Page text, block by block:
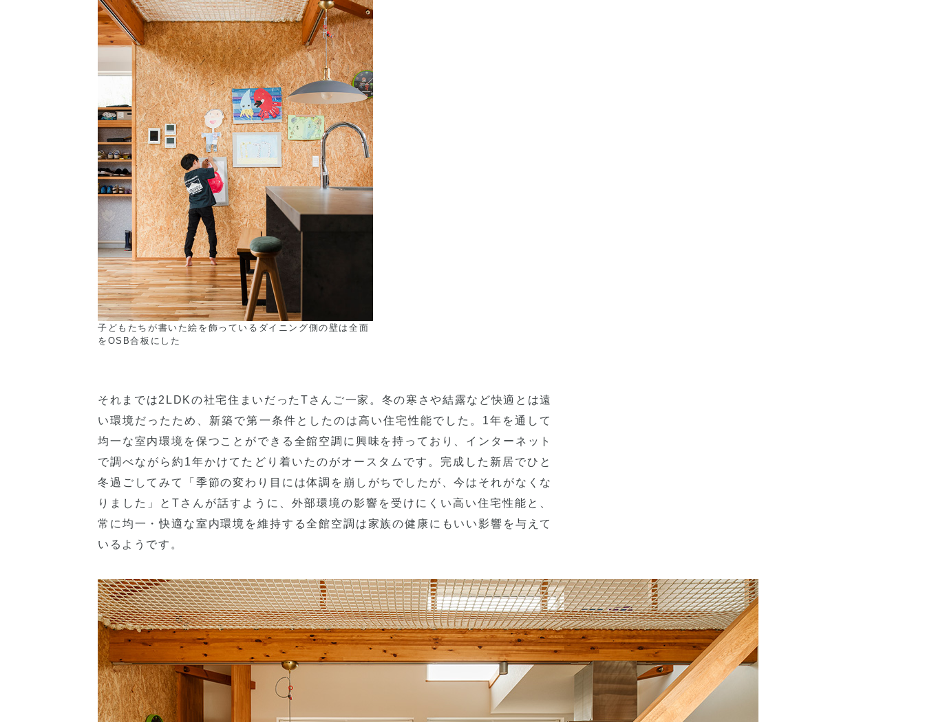
子どもたちが書いた絵を飾っているダイニング側の壁は全面
をOSB合板にした
それまでは2LDKの社宅住まいだったTさんご一家。冬の寒さや結露など快適とは遠
い環境だったため、新築で第一条件としたのは高い住宅性能でした。1年を通して
均一な室内環境を保つことができる全館空調に興味を持っており、インターネット
で調べながら約1年かけてたどり着いたのがオースタムです。完成した新居でひと
冬過ごしてみて「季節の変わり目には体調を崩しがちでしたが、今はそれがなくな
りました」とTさんが話すように、外部環境の影響を受けにくい高い住宅性能と、
常に均一・快適な室内環境を維持する全館空調は家族の健康にもいい影響を与えて
いるようです。